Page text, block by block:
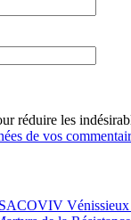
réduire les
de vos